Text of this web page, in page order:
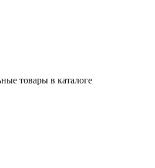
товары в каталоге